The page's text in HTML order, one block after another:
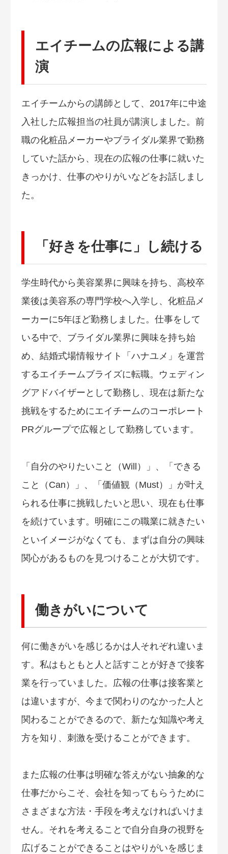
エイチームの広報による講
演
エイチームからの講師として、2017年に中途
入社した広報担当の社員が講演しました。前
職の化粧品メーカーやブライダル業界で勤務
していた話から、現在の広報の仕事に就いた
きっかけ、仕事のやりがいなどをお話しまし
た。
「好きを仕事に」し続ける
学生時代から美容業界に興味を持ち、高校卒
業後は美容系の専門学校へ入学し、化粧品メ
ーカーに5年ほど勤務しました。仕事をして
いる中で、ブライダル業界に興味を持ち始
め、結婚式場情報サイト「ハナユメ」を運営
するエイチームブライズに転職。ウェディン
グアドバイザーとして勤務し、現在は新たな
挑戦をするためにエイチームのコーポレート
PRグループで広報として勤務しています。
「自分のやりたいこと（Will）」、「できる
こと（Can）」、「価値観（Must）」が叶え
られる仕事に挑戦したいと思い、現在も仕事
を続けています。明確にこの職業に就きたい
といイメージがなくても、まずは自分の興味
関心があるものを見つけることが大切です。
働きがいについて
何に働きがいを感じるかは人それぞれ違いま
す。私はもともと人と話すことが好きで接客
業を行っていました。広報の仕事は接客業と
は違いますが、今まで関わりのなかった人と
関わることができるので、新たな知識や考え
方を知り、刺激を受けることができます。
また広報の仕事は明確な答えがない抽象的な
仕事だからこそ、会社を知ってもらうために
さまざまな方法・手段を考えなければいけま
せん。それを考えることで自分自身の視野を
広げることができることはやりがいを感じま